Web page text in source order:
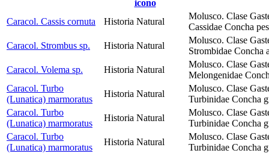
Caracol. Cassis cornuta Historia Natural
Molusco. Clase
Cassidae Concha
Caracol. Strombus sp.
Historia Natural
Molusco. Clase
Strombidae Concha
Caracol. Volema sp.
Historia Natural
Molusco. Clase
Melongenidae
Caracol. Turbo
(Lunatica) marmoratus
Historia Natural
Molusco. Clase
Turbinidae Concha
Caracol. Turbo
(Lunatica) marmoratus
Historia Natural
Molusco. Clase
Turbinidae Concha
Caracol. Turbo
(Lunatica) marmoratus
Historia Natural
Molusco. Clase
Turbinidae Concha